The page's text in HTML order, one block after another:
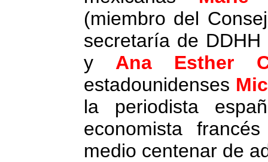
(miembro del
secretaría de
y Ana Esther
estadounidenses
la periodista
economista
medio centenar de